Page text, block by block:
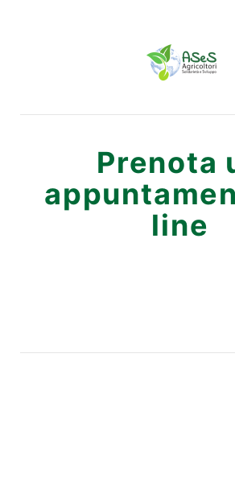
Prenota
line